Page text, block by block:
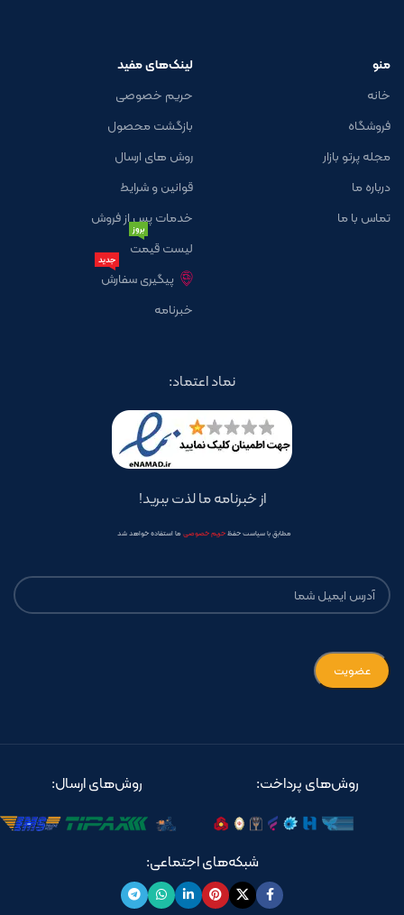
منو
خانه
فروشگاه
مجله پرتو بازار
درباره ما
تماس با ما
لینک‌های مفید
حریم خصوصی
بازگشت محصول
روش های ارسال
قوانین و شرایط
خدمات پس از فروش
لیست قیمت
بروز
پیگیری سفارش
جدید
خبرنامه
نماد اعتماد:
از خبرنامه ما لذت ببرید!
مطابق با سیاست حفظحریم خصوصی ما استفاده خواهد شد
روش‌های پرداخت: روش‌های ارسال:
شبکه‌های اجتماعی: